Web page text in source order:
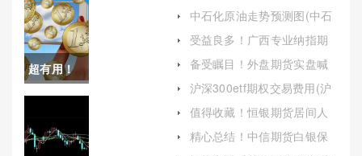
超有用！
国内期货
平台手续
化并做出相应调整）
中石化原油走势预测图(中石
受益良多！广西专业纳指期
入这一充满机遇的市场）
备受瞩目！外盘期货实盘喊
沪深300etf期权交易费用(沪
值得收藏！恒银期货居间人
精心总结！中信期货白银保